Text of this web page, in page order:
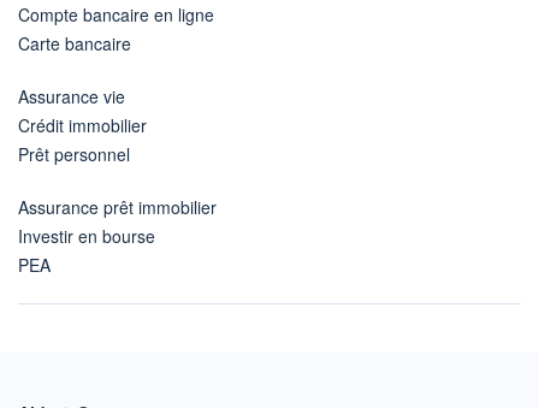
Compte bancaire en ligne
Carte bancaire
Assurance vie
Crédit immobilier
Prêt personnel
Assurance prêt immobilier
Investir en bourse
PEA